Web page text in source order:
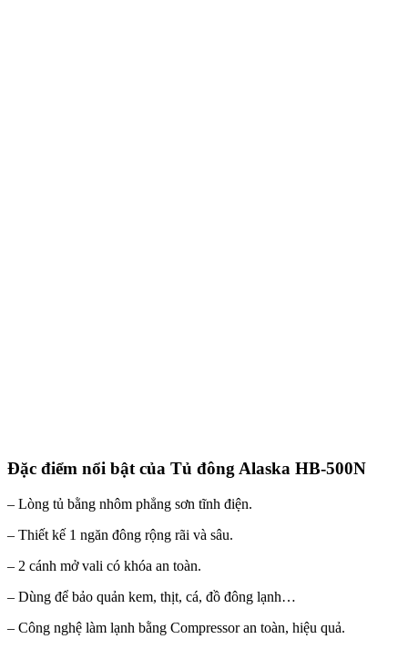
Đặc điểm nổi bật của Tủ đông Alaska HB-500N
– Lòng tủ bằng nhôm phẳng sơn tĩnh điện.
– Thiết kế 1 ngăn đông rộng rãi và sâu.
– 2 cánh mở vali có khóa an toàn.
– Dùng để bảo quản kem, thịt, cá, đồ đông lạnh…
– Công nghệ làm lạnh bằng Compressor an toàn, hiệu quả.